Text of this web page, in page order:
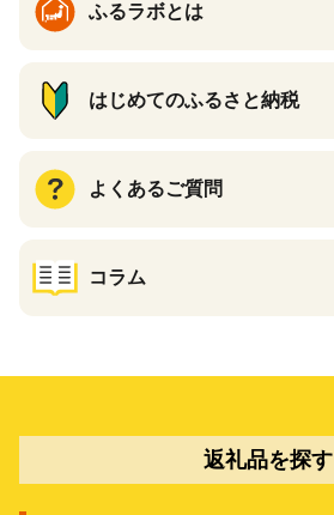
ふるラボとは
はじめてのふるさと納税
よくあるご質問
コラム
返礼品を探す